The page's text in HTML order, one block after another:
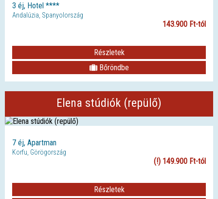
3 éj, Hotel ****
Andalúzia, Spanyolország
143.900 Ft-tól
Részletek
Bőröndbe
Elena stúdiók (repülő)
7 éj, Apartman
Korfu, Görögország
(!) 149.900 Ft-tól
Részletek